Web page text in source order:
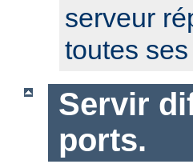
serveur
toutes
Servir
ports.